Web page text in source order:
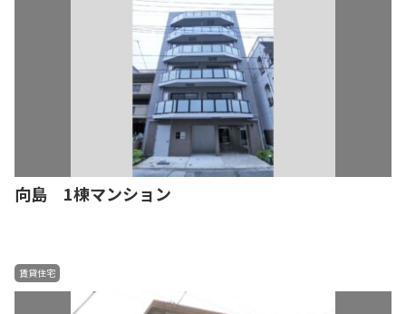
向島 1棟マンション
賃貸住宅